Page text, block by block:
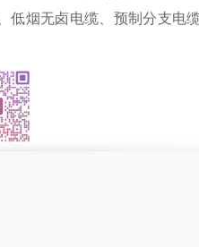
低烟无卤电缆、预制分支电